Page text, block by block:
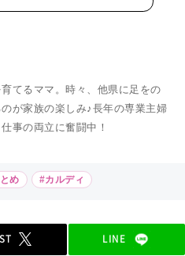
てるママ。時々、他県に足をの
が家族の楽しみ♪長年の専業主婦
事の両立に奮闘中！
め #カルディ
LINE